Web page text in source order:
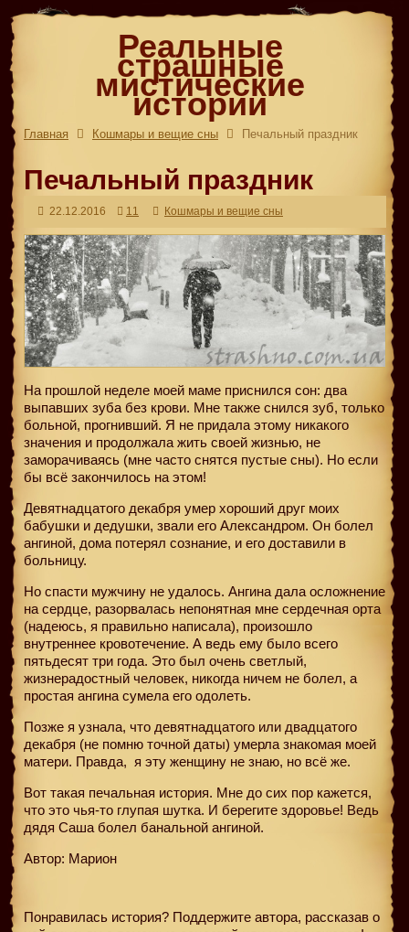
Реальные
страшные
мистические
истории
Главная Кошмары и вещие сны Печальный праздник
Печальный праздник
22.12.2016 11 Кошмары и вещие сны
На прошлой неделе моей маме приснился сон: два
выпавших зуба без крови. Мне также снился зуб, только
больной, прогнивший. Я не придала этому никакого
значения и продолжала жить своей жизнью, не
заморачиваясь (мне часто снятся пустые сны). Но если
бы всё закончилось на этом!
Девятнадцатого декабря умер хороший друг моих
бабушки и дедушки, звали его Александром. Он болел
ангиной, дома потерял сознание, и его доставили в
больницу.
Но спасти мужчину не удалось. Ангина дала осложнение
на сердце, разорвалась непонятная мне сердечная орта
(надеюсь, я правильно написала), произошло
внутреннее кровотечение. А ведь ему было всего
пятьдесят три года. Это был очень светлый,
жизнерадостный человек, никогда ничем не болел, а
простая ангина сумела его одолеть.
Позже я узнала, что девятнадцатого или двадцатого
декабря (не помню точной даты) умерла знакомая моей
матери. Правда, я эту женщину не знаю, но всё же.
Вот такая печальная история. Мне до сих пор кажется,
что это чья-то глупая шутка. И берегите здоровье! Ведь
дядя Саша болел банальной ангиной.
Автор: Марион
Понравилась история? Поддержите автора, рассказав о